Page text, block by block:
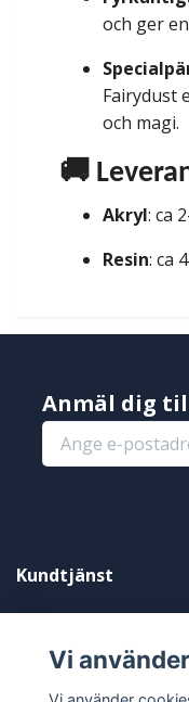
och ger
Fairydust
och magi.
🚚
Akryl: ca
Resin: ca
Anmäl dig
Kundtjänst
Vi